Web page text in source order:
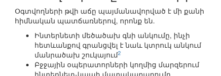
Օգտվողների թվի աճը պայմանավորված է մի քանի
հիմնական պատճառներով, որոնք են.
Ինտերնետի մեծածախ գնի անկումը, ինչի
հետևանքով գրանցվել է նաև կտրուկ անկում
մանրածախ շուկայում2
Բջջային օպերատորների կողմից մարզերում